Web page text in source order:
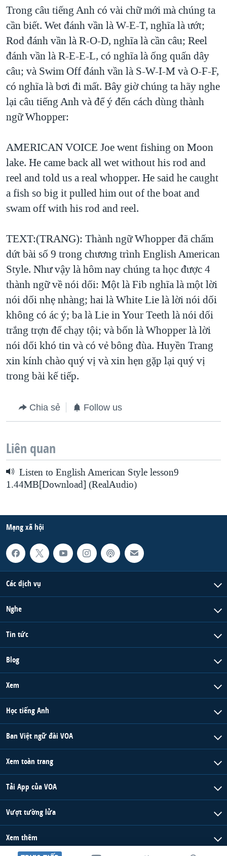
Trong câu tiếng Anh có vài chữ mới mà chúng ta
cần biết. Wet đánh vần là W-E-T, nghĩa là ướt;
Rod đánh vần là R-O-D, nghĩa là cần câu; Reel
đánh vần là R-E-E-L, có nghĩa là ống quấn dây
câu; và Swim Off đánh vần là S-W-I-M và O-F-F,
có nghĩa là bơi đi mất. Bây giờ chúng ta hãy nghe
lại câu tiếng Anh và để ý đến cách dùng thành
ngữ Whopper:
AMERICAN VOICE Joe went fishing on Moon
lake. He came back all wet without his rod and
reel and told us a real whopper. He said he caught
a fish so big it pulled him out of the boat and
swam off with his rod and reel.
TEXT:(TRANG): Thành ngữ Whopper đã chấm
dứt bài số 9 trong chương trình English American
Style. Như vậy là hôm nay chúng ta học được 4
thành ngữ về nói dối: Một là Fib nghĩa là một lời
nói dối nhẹ nhàng; hai là White Lie là lời nói dối
không có ác ý; ba là Lie in Your Teeth là nói dối
trắng trợn để chạy tội; và bốn là Whopper là lời
nói dối khó tin và có vẻ bông đùa. Huyền Trang
xin kính chào quý vị và xin hẹn gặp lại quý vị
trong bài kế tiếp.
Chia sẻ Follow us
Liên quan
Listen to English American Style lesson9
1.44MB[Download] (RealAudio)
Mạng xã hội
Các dịch vụ
Nghe
Tin tức
Blog
Xem
Học tiếng Anh
Ban Việt ngữ đài VOA
Xem toàn trang
Tải App của VOA
Vượt tường lửa
Xem thêm